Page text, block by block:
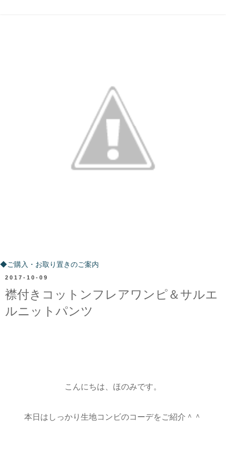
◆ご購入・お取り置きのご案内
2017-10-09
襟付きコットンフレアワンピ＆サルエ
ルニットパンツ
こんにちは、ほのみです。
本日はしっかり生地コンビのコーデをご紹介＾＾